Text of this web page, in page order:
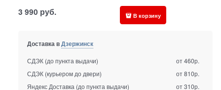
3 990 руб. В корзину
Доставка вДзержинск
СДЭК (до пункта выдачи)
от 460р.
СДЭК (курьером до двери)
от 810р.
Яндекс Доставка (до пункта выдачи)
от 310р.